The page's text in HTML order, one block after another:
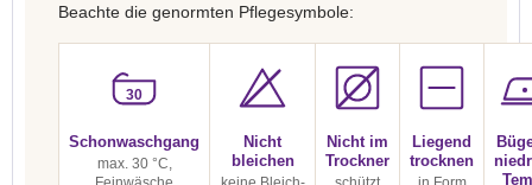
Beachte die genormten Pflegesymbole:
30
Schonwaschgang
max. 30 °C,
Nicht
bleichen
Nicht im
Trockner
Liegend
trocknen